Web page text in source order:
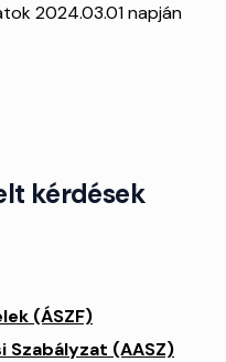
2024.03.01 napján
kérdések
(ÁSZF)
(AASZ)